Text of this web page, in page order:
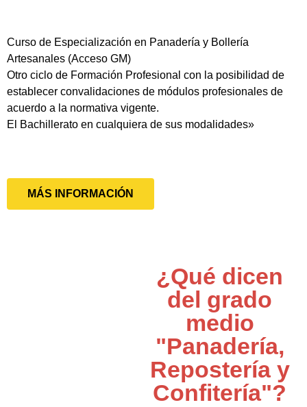
Curso de Especialización en Panadería y Bollería
Artesanales (Acceso GM)
Otro ciclo de Formación Profesional con la posibilidad de
establecer convalidaciones de módulos profesionales de
acuerdo a la normativa vigente.
El Bachillerato en cualquiera de sus modalidades»
MÁS INFORMACIÓN
¿Qué dicen
del grado
medio
"Panadería,
Repostería y
Confitería"?